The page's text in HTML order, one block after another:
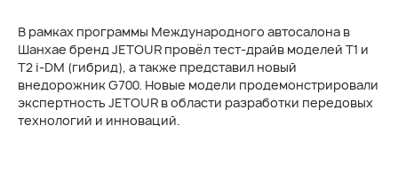
В рамках программы Международного автосалона в
Шанхае бренд JETOUR провёл тест-драйв моделей T1 и
T2 i-DM (гибрид), а также представил новый
внедорожник G700. Новые модели продемонстрировали
экспертность JETOUR в области разработки передовых
технологий и инноваций.